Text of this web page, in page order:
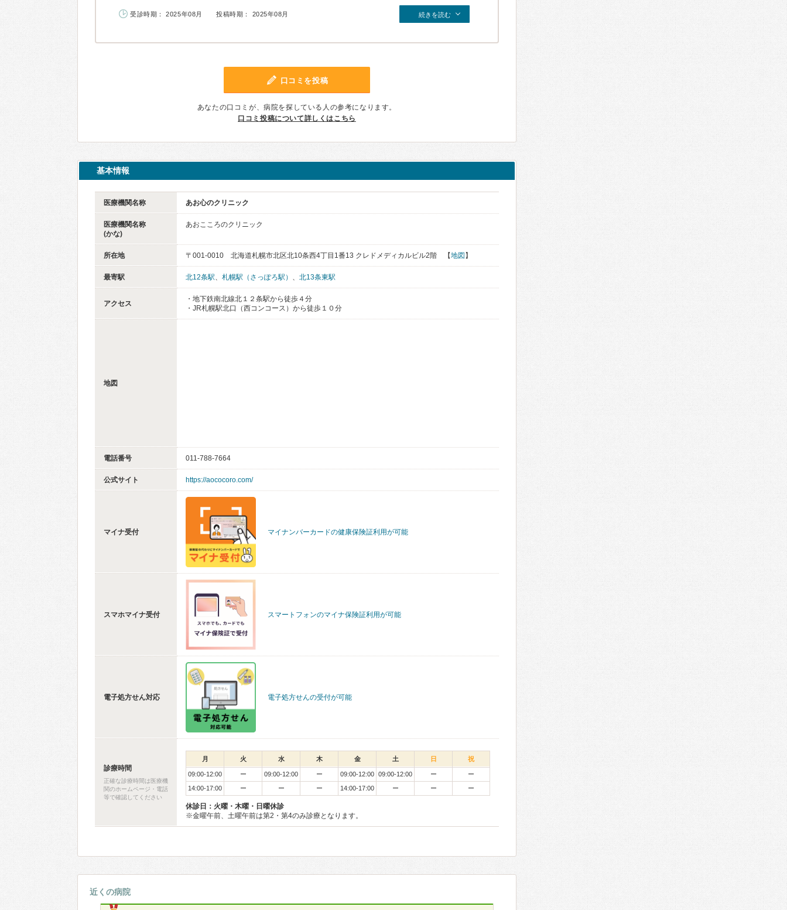
受診時期： 2025年08月 投稿時期： 2025年08月 続きを読む
口コミを投稿
あなたの口コミが、病院を探している人の参考になります。
口コミ投稿について詳しくはこちら
基本情報
医療機関名称 あお心のクリニック
医療機関名称
(かな)
あおこころのクリニック
所在地 〒001-0010 北海道札幌市北区北10条西4丁目1番13 クレドメディカルビル2階 【地図 】
最寄駅 北12条駅、 札幌駅（さっぽろ駅） 、 北13条東駅
アクセス
・地下鉄南北線北１２条駅から徒歩４分
・JR札幌駅北口（西コンコース）から徒歩１０分
地図
電話番号 011-788-7664
公式サイト https://aococoro.com/
マイナ受付 マイナンバーカードの健康保険証利用が可能
スマホマイナ受付 スマートフォンのマイナ保険証利用が可能
電子処方せん対応 電子処方せんの受付が可能
診療時間
正確な診療時間は医療機
関のホームページ・電話
等で確認してください
月 火 水 木 金 土 日 祝
09:00-12:00 ー 09:00-12:00 ー 09:00-12:00 09:00-12:00 ー
ー
14:00-17:00
ー ー ー 14:00-17:00 ー ー ー
休診日：火曜・木曜・日曜休診
※金曜午前、土曜午前は第2・第4のみ診療となります。
近くの病院